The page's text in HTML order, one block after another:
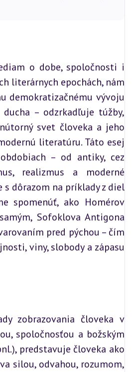
o dobe, spoločnosti i
literárnych epochách, nám
demokratizačnému vývoju
– odzrkadľuje túžby,
svet človeka a jeho
literatúru. Táto esej
– od antiky, cez
realizmus a moderné
dôrazom na príklady z diel
spomenúť, ako Homérov
Sofoklova Antigona
pred pýchou – čím
viny, slobody a zápasu
zobrazovania človeka v
spoločnosťou a božským
predstavuje človeka ako
silou, odvahou, rozumom,